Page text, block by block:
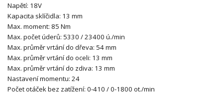
Napětí: 18V
Kapacita sklíčidla: 13 mm
Max. moment: 85 Nm
Max. počet úderů: 5330 / 23400 ú./min
Max. průměr vrtání do dřeva: 54 mm
Max. průměr vrtání do oceli: 13 mm
Max. průměr vrtání do zdiva: 13 mm
Nastavení momentu: 24
Počet otáček bez zatížení: 0-410 / 0-1800 ot./min